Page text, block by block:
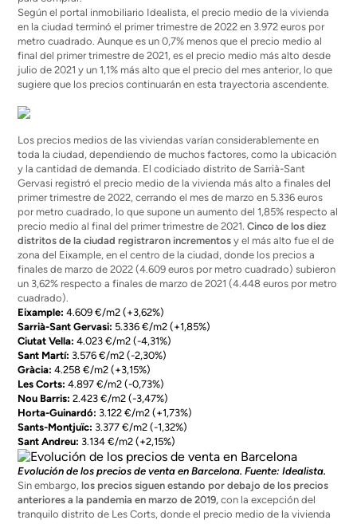
Según el portal inmobiliario Idealista, el precio medio de la vivienda
en la ciudad terminó el primer trimestre de 2022 en 3.972 euros por
metro cuadrado. Aunque es un 0,7% menos que el precio medio al
final del primer trimestre de 2021, es el precio medio más alto desde
julio de 2021 y un 1,1% más alto que el precio del mes anterior, lo que
sugiere que los precios continuarán en esta trayectoria ascendente.
Los precios medios de las viviendas varían considerablemente en
toda la ciudad, dependiendo de muchos factores, como la ubicación
y la cantidad de demanda. El codiciado distrito de Sarrià-Sant
Gervasi registró el precio medio de la vivienda más alto a finales del
primer trimestre de 2022, cerrando el mes de marzo en 5.336 euros
por metro cuadrado, lo que supone un aumento del 1,85% respecto al
precio medio al final del primer trimestre de 2021.Cinco de los diez
distritos de la ciudad registraron incrementos y el más alto fue el de
zona del Eixample, en el centro de la ciudad, donde los precios a
finales de marzo de 2022 (4.609 euros por metro cuadrado) subieron
un 3,62% respecto a finales de marzo de 2021 (4.448 euros por metro
cuadrado).
Eixample: 4.609 €/m2 (+3,62%)
Sarrià-Sant Gervasi: 5.336 €/m2 (+1,85%)
Ciutat Vella: 4.023 €/m2 (-4,31%)
Sant Martí: 3.576 €/m2 (-2,30%)
Gràcia: 4.258 €/m2 (+3,15%)
Les Corts: 4.897 €/m2 (-0,73%)
Nou Barris: 2.423 €/m2 (-3,47%)
Horta-Guinardó: 3.122 €/m2 (+1,73%)
Sants-Montjuïc: 3.377 €/m2 (-1,32%)
Sant Andreu: 3.134 €/m2 (+2,15%)
Evolución de los precios de venta en Barcelona. Fuente: Idealista.
Sin embargo, los precios siguen estando por debajo de los precios
anteriores a la pandemia en marzo de 2019, con la excepción del
tranquilo distrito de Les Corts, donde el precio medio de la vivienda